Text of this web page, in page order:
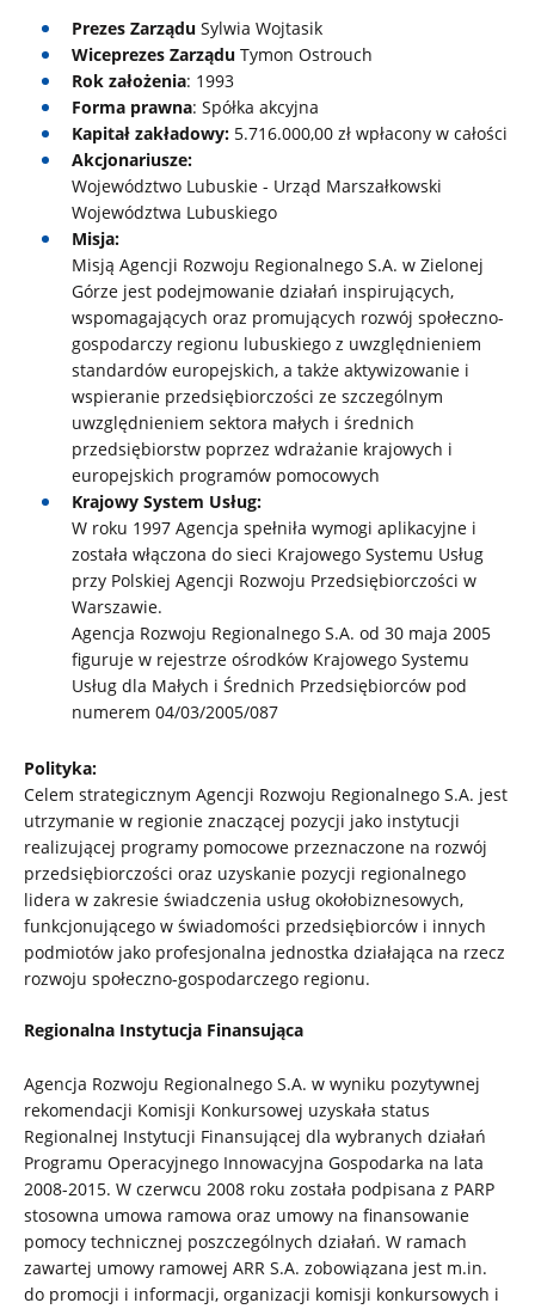
Prezes Zarządu Sylwia Wojtasik
Wiceprezes Zarządu Tymon Ostrouch
Rok założenia: 1993
Forma prawna: Spółka akcyjna
Kapitał zakładowy: 5.716.000,00 zł wpłacony w całości
Akcjonariusze:
Województwo Lubuskie - Urząd Marszałkowski
Województwa Lubuskiego
Misja:
Misją Agencji Rozwoju Regionalnego S.A. w Zielonej
Górze jest podejmowanie działań inspirujących,
wspomagających oraz promujących rozwój społeczno-
gospodarczy regionu lubuskiego z uwzględnieniem
standardów europejskich, a także aktywizowanie i
wspieranie przedsiębiorczości ze szczególnym
uwzględnieniem sektora małych i średnich
przedsiębiorstw poprzez wdrażanie krajowych i
europejskich programów pomocowych
Krajowy System Usług:
W roku 1997 Agencja spełniła wymogi aplikacyjne i
została włączona do sieci Krajowego Systemu Usług
przy Polskiej Agencji Rozwoju Przedsiębiorczości w
Warszawie.
Agencja Rozwoju Regionalnego S.A. od 30 maja 2005
figuruje w rejestrze ośrodków Krajowego Systemu
Usług dla Małych i Średnich Przedsiębiorców pod
numerem 04/03/2005/087
Polityka:
Celem strategicznym Agencji Rozwoju Regionalnego S.A. jest
utrzymanie w regionie znaczącej pozycji jako instytucji
realizującej programy pomocowe przeznaczone na rozwój
przedsiębiorczości oraz uzyskanie pozycji regionalnego
lidera w zakresie świadczenia usług okołobiznesowych,
funkcjonującego w świadomości przedsiębiorców i innych
podmiotów jako profesjonalna jednostka działająca na rzecz
rozwoju społeczno-gospodarczego regionu.
Regionalna Instytucja Finansująca
Agencja Rozwoju Regionalnego S.A. w wyniku pozytywnej
rekomendacji Komisji Konkursowej uzyskała status
Regionalnej Instytucji Finansującej dla wybranych działań
Programu Operacyjnego Innowacyjna Gospodarka na lata
2008-2015. W czerwcu 2008 roku została podpisana z PARP
stosowna umowa ramowa oraz umowy na finansowanie
pomocy technicznej poszczególnych działań. W ramach
zawartej umowy ramowej ARR S.A. zobowiązana jest m.in.
do promocji i informacji, organizacji komisji konkursowych i